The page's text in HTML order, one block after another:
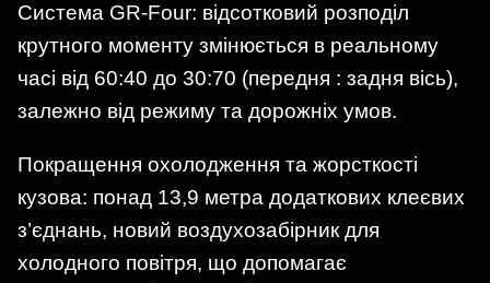
Система GR-Four: відсотковий розподіл
крутного моменту змінюється в реальному
часі від 60:40 до 30:70 (передня : задня вісь),
залежно від режиму та дорожніх умов.
Покращення охолодження та жорсткості
кузова: понад 13,9 метра додаткових клеєвих
з’єднань, новий воздухозабірник для
холодного повітря, що допомагає